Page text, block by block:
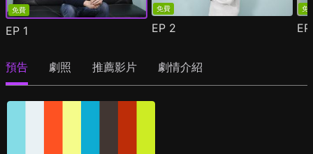
免費
EP 1
免費
EP 2
免
預告 劇照 推薦影片 劇情介紹